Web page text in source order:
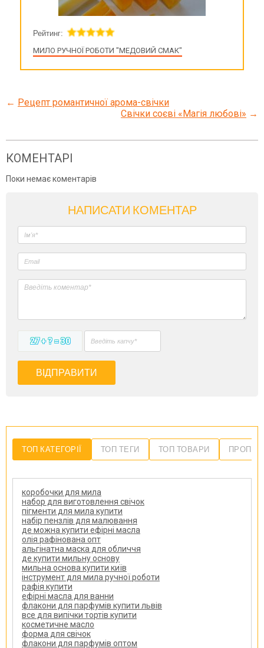
Рейтинг:
МИЛО РУЧНОЇ РОБОТИ "МЕДОВИЙ СМАК"
← Рецепт романтичної арома-свічки
Свічки соєві «Магія любові» →
КОМЕНТАРІ
Поки немає коментарів
НАПИСАТИ КОМЕНТАР
27 + ? = 30
ТОП КАТЕГОРІЇ ТОП ТЕГИ ТОП ТОВАРИ
коробочки для мила
набор для виготовлення свічок
пігменти для мила купити
набір пензлів для малювання
де можна купити ефірні масла
олія рафінована опт
альгінатна маска для обличчя
де купити мильну основу
мильна основа купити київ
інструмент для мила ручної роботи
рафія купити
ефірні масла для ванни
флакони для парфумів купити львів
все для випічки тортів купити
косметичне масло
форма для свічок
флакони для парфумів оптом